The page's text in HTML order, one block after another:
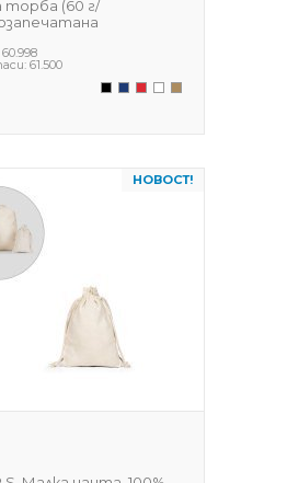
торба (60 г/
60.998
61.500
НОВОСТ!